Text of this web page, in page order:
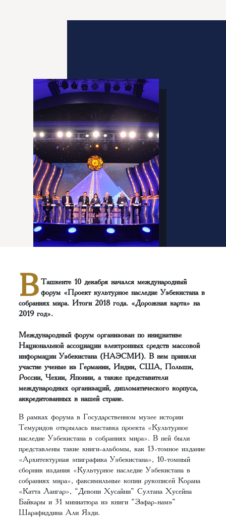
В Ташкенте 10 декабря начался международный
форум «Проект культурное наследие Узбекистана в
собраниях мира. Итоги 2018 года. «Дорожная карта» на
2019 год».
Международный форум организован по инициативе
Национальной ассоциации электронных средств массовой
информации Узбекистана (НАЭСМИ). В нем приняли
участие ученые из Германии, Индии, США, Польши,
России, Чехии, Японии, а также представители
международных организаций, дипломатического корпуса,
аккредитованных в нашей стране.
В рамках форума в Государственном музее истории
Темуридов открылась выставка проекта «Культурное
наследие Узбекистана в собраниях мира». В ней были
представлены такие книги-альбомы, как 13-томное издание
«Архитектурная эпиграфика Узбекистана», 10-томный
сборник издания «Культурное наследие Узбекистана в
собраниях мира», факсимильные копии рукописей Корана
«Катта Лангар», “Девони Хусайни” Султана Хусейна
Байкары и 31 миниатюра из книги “Зафар-намэ”
Шарафиддина Али Язди.